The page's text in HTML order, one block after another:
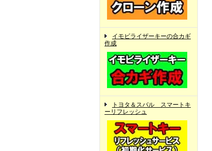
イモビライザーキーの合カギ
作成
トヨタ＆スバル スマートキ
ーリフレッシュ